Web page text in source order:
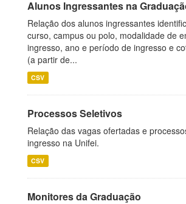
Alunos Ingressantes na
Relação dos alunos ingressantes
curso, campus ou polo, modalidade de
ingresso, ano e período de ingresso e
(a partir de...
CSV
Processos Seletivos
Relação das vagas ofertadas e
ingresso na Unifei.
CSV
Monitores da Graduação